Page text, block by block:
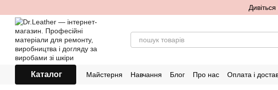
Каталог Майстерня Навчання Блог Про нас Оплата і